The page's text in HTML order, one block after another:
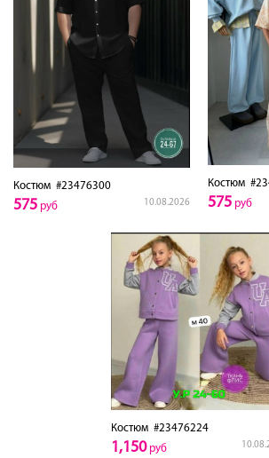
Костюм #23476300
10.08.2026
575 руб
Костюм
575 руб
Костюм#23476224
1,150руб